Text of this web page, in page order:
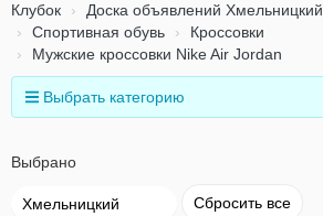
Клубок Доска объявлений Хмельницкий
Спортивная обувь
Кроссовки
Мужские кроссовки Nike Air Jordan
Выбрать категорию
Выбрано
Хмельницкий Сбросить все